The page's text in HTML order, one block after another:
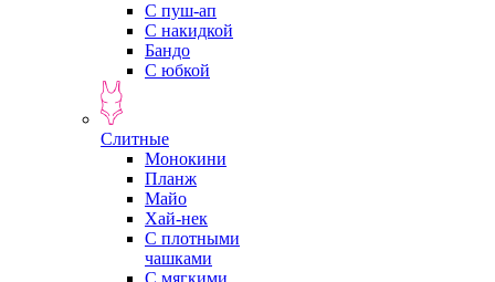
С пуш-ап
С накидкой
Бандо
С юбкой
Слитные
Монокини
Планж
Майо
Хай-нек
С плотными
чашками
С мягкими